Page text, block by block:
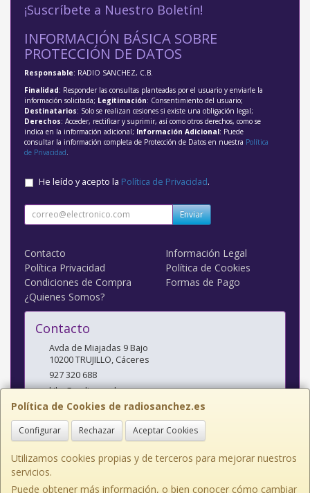
Política de Cookies de radiosanchez.es
Configurar Rechazar Aceptar Cookies
Utilizamos cookies propias y de terceros para mejorar nuestros
servicios.
Puede obtener más información, o bien conocer cómo cambiar
¡Suscríbete a Nuestro Boletín!
INFORMACIÓN BÁSICA SOBRE
PROTECCIÓN DE DATOS
Responsable: RADIO SANCHEZ, C.B.
Finalidad: Responder las consultas planteadas por el usuario y enviarle la
información solicitada; Legitimación: Consentimiento del usuario;
Destinatarios: Solo se realizan cesiones si existe una obligación legal;
Derechos: Acceder, rectificar y suprimir, así como otros derechos, como se
indica en la información adicional; Información Adicional: Puede
consultar la información completa de Protección de Datos en nuestra Política
de Privacidad.
He leído y acepto la Política de Privacidad.
Enviar
Contacto
Información Legal
Política Privacidad
Política de Cookies
Condiciones de Compra
Formas de Pago
¿Quienes Somos?
Contacto
Avda de Miajadas 9 Bajo
10200TRUJILLO, Cáceres
927 320 688
kiko@radiosanchez.com
Horario
Mañanas: 9,30 - 2 Tardes: 5 - 8,30